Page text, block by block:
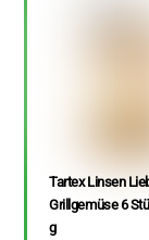
Tartex Linsen
Grillgemüse 6
g